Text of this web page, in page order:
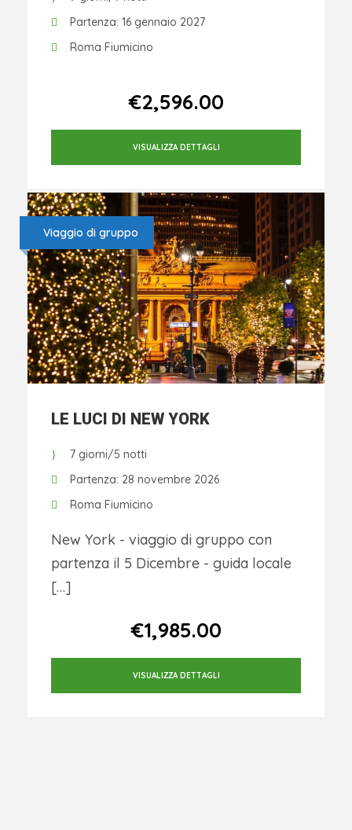
Partenza: 16 gennaio 2027
Roma Fiumicino
€2,596.00
VISUALIZZA DETTAGLI
Viaggio di gruppo
LE LUCI DI NEW YORK
7 giorni/5 notti
Partenza: 28 novembre 2026
Roma Fiumicino
New York - viaggio di gruppo con
partenza il 5 Dicembre - guida locale
[…]
€1,985.00
VISUALIZZA DETTAGLI